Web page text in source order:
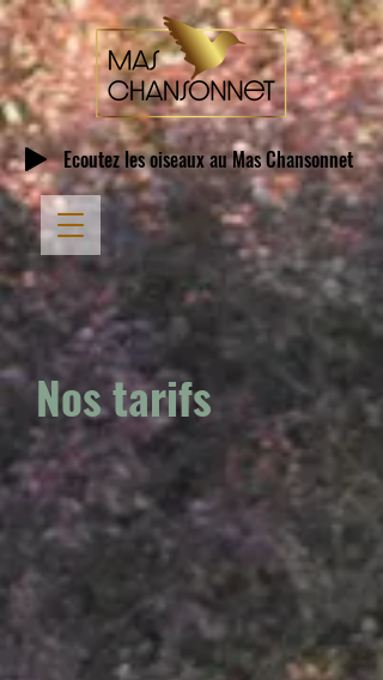
Écoutez les oiseaux au Mas Chansonnet
Nos tarifs